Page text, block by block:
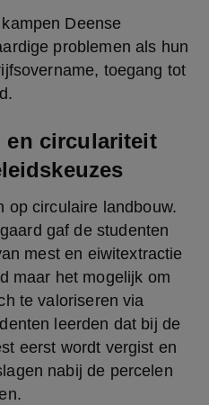
Deense
problemen als hun
toegang tot
en circulariteit
op circulaire landbouw.
gaf de studenten
mest en eiwitextractie
maar het mogelijk om
te valoriseren via
leerden dat bij de
eerst wordt vergist en
nabij de percelen